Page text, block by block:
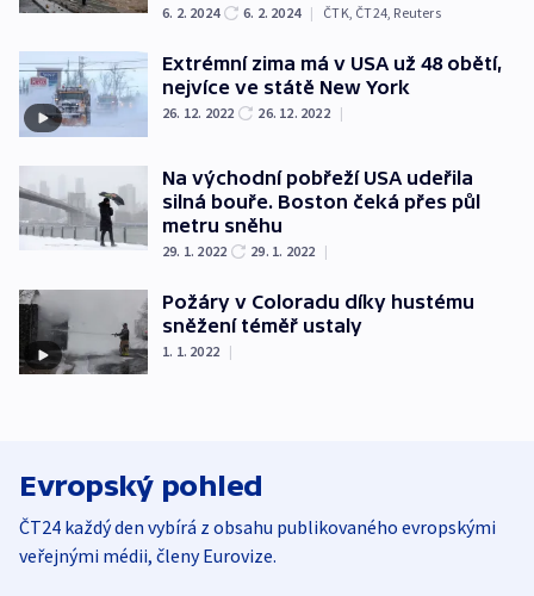
6. 2. 2024 6. 2. 2024 | ČTK, ČT24, Reuters
Extrémní zima má v USA už 48 obětí,
nejvíce ve státě New York
26. 12. 2022 26. 12. 2022 |
Na východní pobřeží USA udeřila
silná bouře. Boston čeká přes půl
metru sněhu
29. 1. 2022 29. 1. 2022 |
Požáry v Coloradu díky hustému
sněžení téměř ustaly
1. 1. 2022 |
Evropský pohled
ČT24 každý den vybírá z obsahu publikovaného evropskými
veřejnými médii, členy Eurovize.